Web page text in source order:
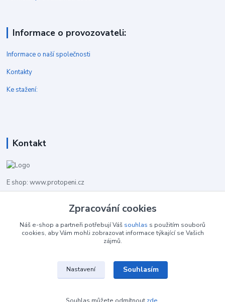
Informace o provozovateli:
Informace o naší společnosti
Kontakty
Ke stažení:
Kontakt
E shop: www.protopeni.cz
+420 483 710 226
info@protopeni.cz
Zpracování cookies
Náš e-shop a partneři potřebují Váš souhlas s použitím souborů
cookies, aby Vám mohli zobrazovat informace týkající se Vašich
zájmů.
Nastavení Souhlasím